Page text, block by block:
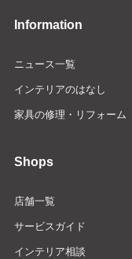
Information
ニュース一覧
インテリアのはなし
家具の修理・リフォーム
Shops
店舗一覧
サービスガイド
インテリア相談